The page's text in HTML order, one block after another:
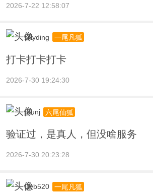
2026-7-22 12:58:07
sillyding 一尾凡狐
打卡打卡打卡
2026-7-30 19:24:30
prunj 六尾仙狐
验证过，是真人，但没啥服务
2026-7-30 20:23:28
Qyb520 一尾凡狐